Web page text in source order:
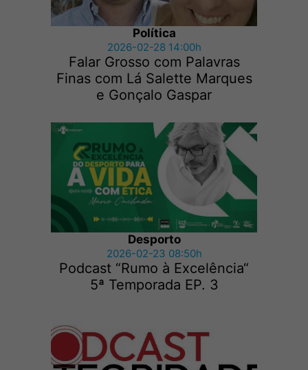
Política
2026-02-28 14:00h
Falar Grosso com Palavras
Finas com Lá Salette Marques
e Gonçalo Gaspar
Desporto
2026-02-23 08:50h
Podcast “Rumo à Excelência“
5ª Temporada EP. 3